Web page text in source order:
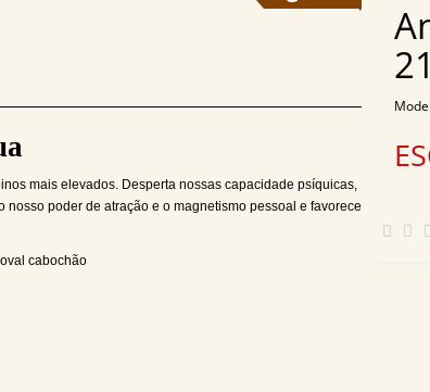
mais elevados. Desperta nossas capacidade psíquicas,
poder de atração e o magnetismo pessoal e favorece
cabochão